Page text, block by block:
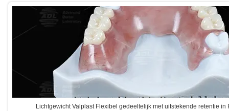
Lichtgewicht Valplast Flexibel gedeeltelijk met uitstekende retentie in